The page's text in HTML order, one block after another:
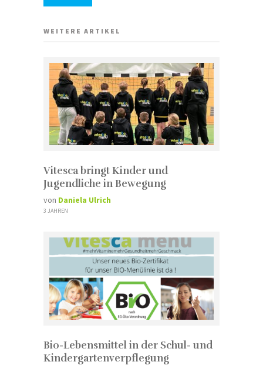
WEITERE ARTIKEL
Vitesca bringt Kinder und
Jugendliche in Bewegung
von Daniela Ulrich
3 JAHREN
Bio-Lebensmittel in der Schul- und
Kindergartenverpflegung